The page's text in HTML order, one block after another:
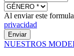
Al enviar este
privacidad
Enviar
NUESTROS